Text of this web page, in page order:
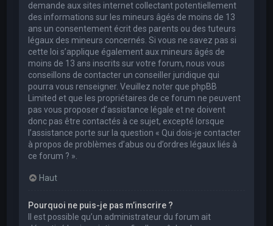
demande aux sites internet collectant potentiellement
des informations sur les mineurs âgés de moins de 13
ans un consentement écrit des parents ou des tuteurs
légaux des mineurs concernés. Si vous ne savez pas si
cette loi s’applique également aux mineurs âgés de
moins de 13 ans inscrits sur votre forum, nous vous
conseillons de contacter un conseiller juridique qui
pourra vous renseigner. Veuillez noter que phpBB
Limited et que les propriétaires de ce forum ne peuvent
pas vous proposer d’assistance légale et ne doivent
donc pas être contactés à ce sujet, excepté lorsque
l’assistance porte sur la question « Qui dois-je contacter
à propos de problèmes d’abus ou d’ordres légaux liés à
ce forum ? ».
Haut
Pourquoi ne puis-je pas m’inscrire ?
Il est possible qu’un administrateur du forum ait